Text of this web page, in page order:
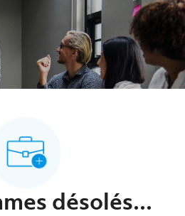
désolés...